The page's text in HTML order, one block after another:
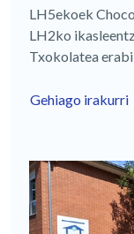
LH5ekoek
LH2ko
Txokolatea
Gehiago irakurri